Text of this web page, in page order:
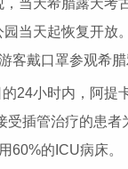
客戴口罩参观希腊
小时内，阿提
受插管治疗的患者
60%的ICU病床。